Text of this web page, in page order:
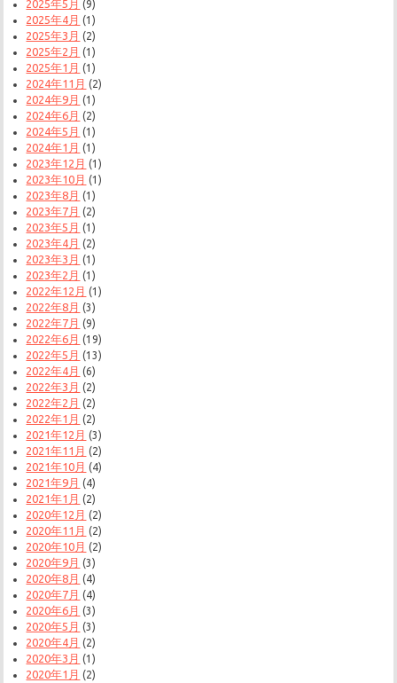
2025年5月 (9)
2025年4月 (1)
2025年3月 (2)
2025年2月 (1)
2025年1月 (1)
2024年11月 (2)
2024年9月 (1)
2024年6月 (2)
2024年5月 (1)
2024年1月 (1)
2023年12月 (1)
2023年10月 (1)
2023年8月 (1)
2023年7月 (2)
2023年5月 (1)
2023年4月 (2)
2023年3月 (1)
2023年2月 (1)
2022年12月 (1)
2022年8月 (3)
2022年7月 (9)
2022年6月 (19)
2022年5月 (13)
2022年4月 (6)
2022年3月 (2)
2022年2月 (2)
2022年1月 (2)
2021年12月 (3)
2021年11月 (2)
2021年10月 (4)
2021年9月 (4)
2021年1月 (2)
2020年12月 (2)
2020年11月 (2)
2020年10月 (2)
2020年9月 (3)
2020年8月 (4)
2020年7月 (4)
2020年6月 (3)
2020年5月 (3)
2020年4月 (2)
2020年3月 (1)
2020年1月 (2)